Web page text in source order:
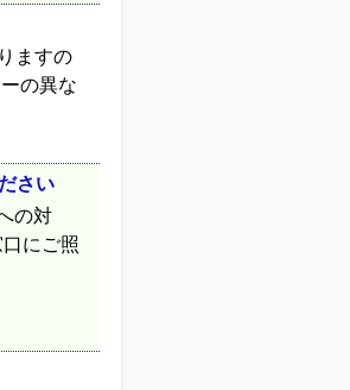
ますの
の異な
さい
の対
にご照